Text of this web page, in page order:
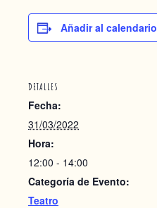
Añadir al calendario
DETALLES
Fecha:
31/03/2022
Hora:
12:00 - 14:00
Categoría de Evento:
Teatro